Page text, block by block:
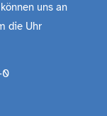
uns an
die Uhr
0